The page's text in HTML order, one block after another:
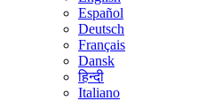
Español
Deutsch
Français
Dansk
हिन्दी
Italiano